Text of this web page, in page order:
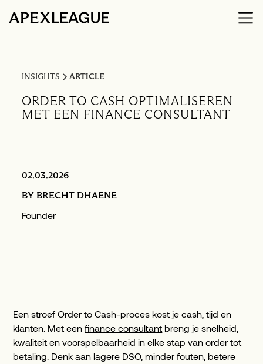
INSIGHTS ARTICLE
ORDER TO CASH OPTIMALISEREN
MET EEN FINANCE CONSULTANT
02.03.2026
BY BRECHT DHAENE
Founder
Een stroef Order to Cash-proces kost je cash, tijd en
klanten. Met eenfinance consultant breng je snelheid,
kwaliteit en voorspelbaarheid in elke stap van order tot
betaling. Denk aan lagere DSO, minder fouten, betere